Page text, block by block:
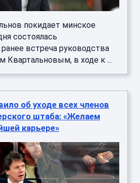
покидает минское
состоялась
встреча руководства
Квартальновым, в ходе к ...
об уходе всех членов
штаба: «Желаем
карьере»